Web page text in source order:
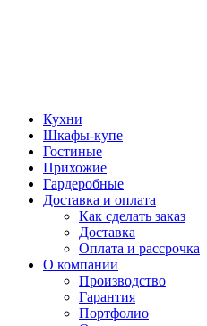
Кухни
Шкафы-купе
Гостиные
Прихожие
Гардеробные
Доставка и оплата
Как сделать заказ
Доставка
Оплата и рассрочка
О компании
Производство
Гарантия
Портфолио